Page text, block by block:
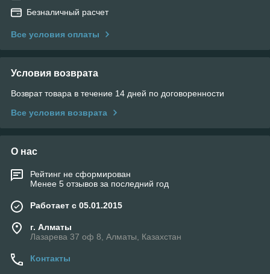
Безналичный расчет
Все условия оплаты
Условия возврата
Возврат товара в течение 14 дней по договоренности
Все условия возврата
О нас
Рейтинг не сформирован
Менее 5 отзывов за последний год
Работает с 05.01.2015
г. Алматы
Лазарева 37 оф 8, Алматы, Казахстан
Контакты